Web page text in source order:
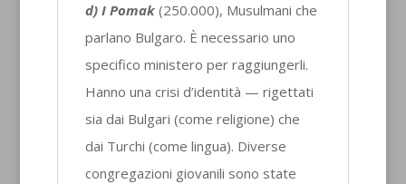
d) I Pomak(250.000), Musulmani che
parlano Bulgaro. È necessario uno
specifico ministero per raggiungerli.
Hanno una crisi d’identità — rigettati
sia dai Bulgari (come religione) che
dai Turchi (come lingua). Diverse
congregazioni giovanili sono state